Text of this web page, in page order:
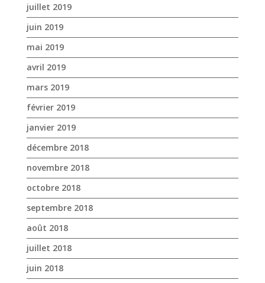
juillet 2019
juin 2019
mai 2019
avril 2019
mars 2019
février 2019
janvier 2019
décembre 2018
novembre 2018
octobre 2018
septembre 2018
août 2018
juillet 2018
juin 2018